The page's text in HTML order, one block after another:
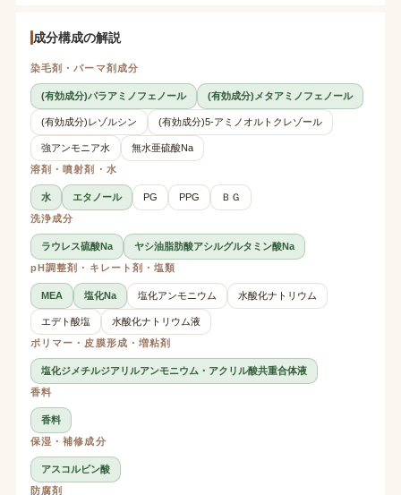
成分構成の解説
染毛剤・パーマ剤成分
(有効成分)パラアミノフェノール (有効成分)メタアミノフェノール
(有効成分)レゾルシン (有効成分)5-アミノオルトクレゾール
強アンモニア水
無水亜硫酸Na
溶剤・噴射剤・水
水 エタノール PG PPG
ＢＧ
洗浄成分
ラウレス硫酸Na
ヤシ油脂肪酸アシルグルタミン酸Na
pH調整剤・キレート剤・塩類
MEA 塩化Na 塩化アンモニウム 水酸化ナトリウム
エデト酸塩
水酸化ナトリウム液
ポリマー・皮膜形成・増粘剤
塩化ジメチルジアリルアンモニウム・アクリル酸共重合体液
香料
香料
保湿・補修成分
アスコルビン酸
防腐剤